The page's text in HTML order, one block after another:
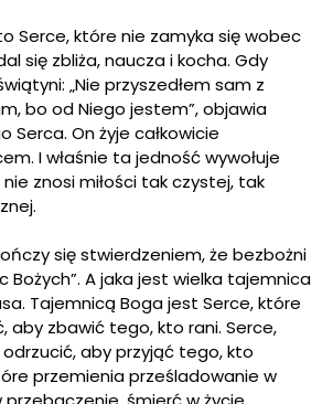
Serce, które nie zamyka się wobec
się zbliża, naucza i kocha. Gdy
„Nie przyszedłem sam z
bo od Niego jestem”, objawia
Serca. On żyje całkowicie
I właśnie ta jedność wywołuje
znosi miłości tak czystej, tak
się stwierdzeniem, że bezbożni
Bożych”. A jaka jest wielka tajemnica
Tajemnicą Boga jest Serce, które
aby zbawić tego, kto rani. Serce,
aby przyjąć tego, kto
przemienia prześladowanie w